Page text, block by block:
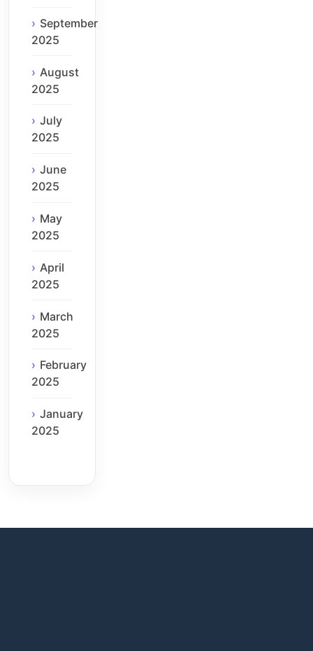
September
2025
August
2025
July
2025
June
2025
May
2025
April
2025
March
2025
February
2025
January
2025